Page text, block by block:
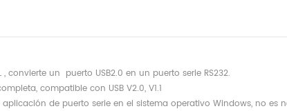
, convierte un puerto USB2.0 en un puerto serie RS232.
compatible con USB V2.0, V1.1
aplicación de puerto serie en el sistema operativo Windows, no es